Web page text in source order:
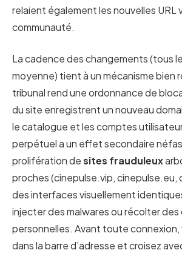
relaient également les nouvelles URL
communauté.
La cadence des changements (tous
moyenne) tient à un mécanisme bien
tribunal rend une ordonnance de
du site enregistrent un nouveau
le catalogue et les comptes
perpétuel a un effet secondaire
prolifération desites frauduleux
proches (cinepulse.vip,
des interfaces visuellement
injecter des malwares ou récolter des
personnelles. Avant toute connexion,
dans la barre d’adresse et croisez